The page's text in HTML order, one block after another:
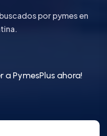
por pymes en
a PymesPlus ahora!